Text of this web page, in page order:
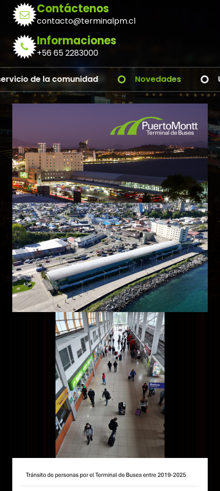
Contáctenos
contacto@terminalpm.cl
Informaciones
+56 65 2283000
de la comunidad Novedades